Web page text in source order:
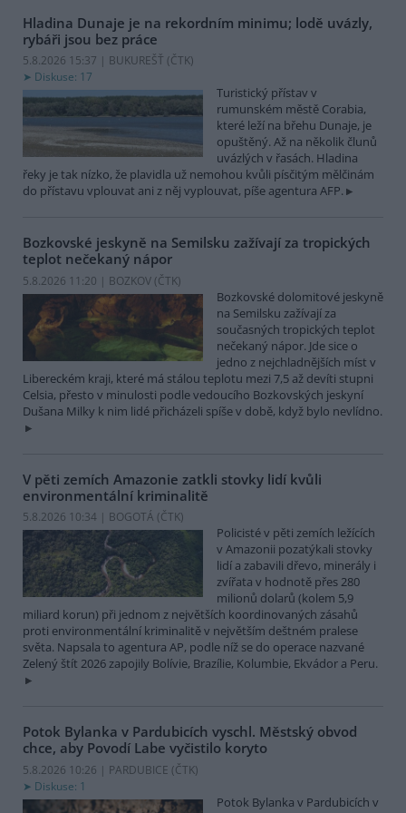
Hladina Dunaje je na rekordním minimu; lodě uvázly,
rybáři jsou bez práce
5.8.2026 15:37 | BUKUREŠŤ (ČTK)
Diskuse: 17
Turistický přístav v
rumunském městě Corabia,
které leží na břehu Dunaje, je
opuštěný. Až na několik člunů
uvázlých v řasách. Hladina
řeky je tak nízko, že plavidla už nemohou kvůli písčitým mělčinám
do přístavu vplouvat ani z něj vyplouvat, píše agentura AFP.
Bozkovské jeskyně na Semilsku zažívají za tropických
teplot nečekaný nápor
5.8.2026 11:20 | BOZKOV (ČTK)
Bozkovské dolomitové jeskyně
na Semilsku zažívají za
současných tropických teplot
nečekaný nápor. Jde sice o
jedno z nejchladnějších míst v
Libereckém kraji, které má stálou teplotu mezi 7,5 až devíti stupni
Celsia, přesto v minulosti podle vedoucího Bozkovských jeskyní
Dušana Milky k nim lidé přicházeli spíše v době, když bylo nevlídno.
V pěti zemích Amazonie zatkli stovky lidí kvůli
environmentální kriminalitě
5.8.2026 10:34 | BOGOTÁ (ČTK)
Policisté v pěti zemích ležících
v Amazonii pozatýkali stovky
lidí a zabavili dřevo, minerály i
zvířata v hodnotě přes 280
milionů dolarů (kolem 5,9
miliard korun) při jednom z největších koordinovaných zásahů
proti environmentální kriminalitě v největším deštném pralese
světa. Napsala to agentura AP, podle níž se do operace nazvané
Zelený štít 2026 zapojily Bolívie, Brazílie, Kolumbie, Ekvádor a Peru.
Potok Bylanka v Pardubicích vyschl. Městský obvod
chce, aby Povodí Labe vyčistilo koryto
5.8.2026 10:26 | PARDUBICE (ČTK)
Diskuse: 1
Potok Bylanka v Pardubicích v